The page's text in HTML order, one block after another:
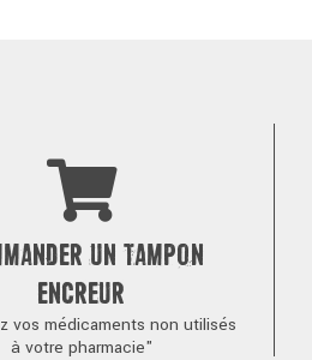
UN TAMPON
ENCREUR
vos médicaments non utilisés
à votre pharmacie"